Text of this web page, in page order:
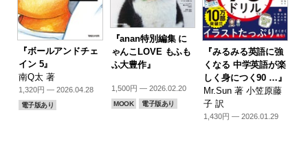
『ボールアンドチェ
イン 5』
南Q太 著
1,320円 — 2026.04.28
電子版あり
『anan特別編集 に
ゃんこLOVE もふも
ふ大豊作』
1,500円 — 2026.02.20
MOOK 電子版あり
『みるみる英語に強
くなる 中学英語が楽
しく身につく90 …』
Mr.Sun 著 小笠原藤
子 訳
1,430円 — 2026.01.29